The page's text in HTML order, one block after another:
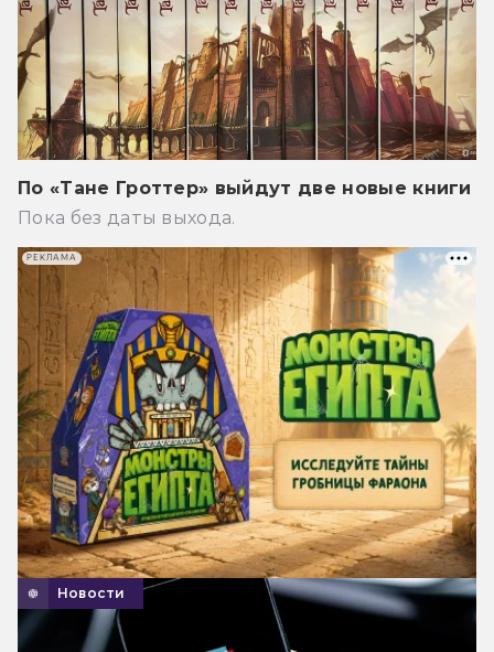
По «Тане Гроттер» выйдут две новые книги
Пока без даты выхода.
Новости
РЕКЛАМА